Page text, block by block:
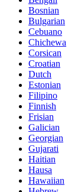
Bosnian
Bulgarian
Cebuano
Chichewa
Corsican
Croatian
Dutch
Estonian
Filipino
Finnish
Frisian
Galician
Georgian
Gujarati
Haitian
Hausa
Hawaiian